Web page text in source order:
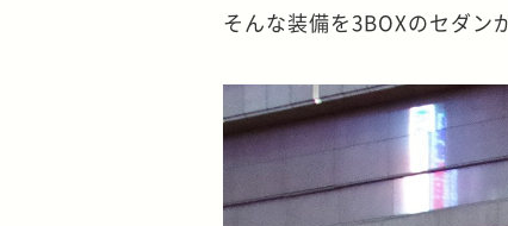
そんな装備を3BOXのセダン